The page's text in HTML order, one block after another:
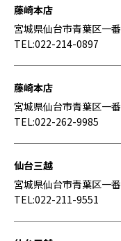
藤崎本店
宮城県仙台市青葉区一
TEL:022-214-0897
藤崎本店
宮城県仙台市青葉区一
TEL:022-262-9985
仙台三越
宮城県仙台市青葉区一
TEL:022-211-9551